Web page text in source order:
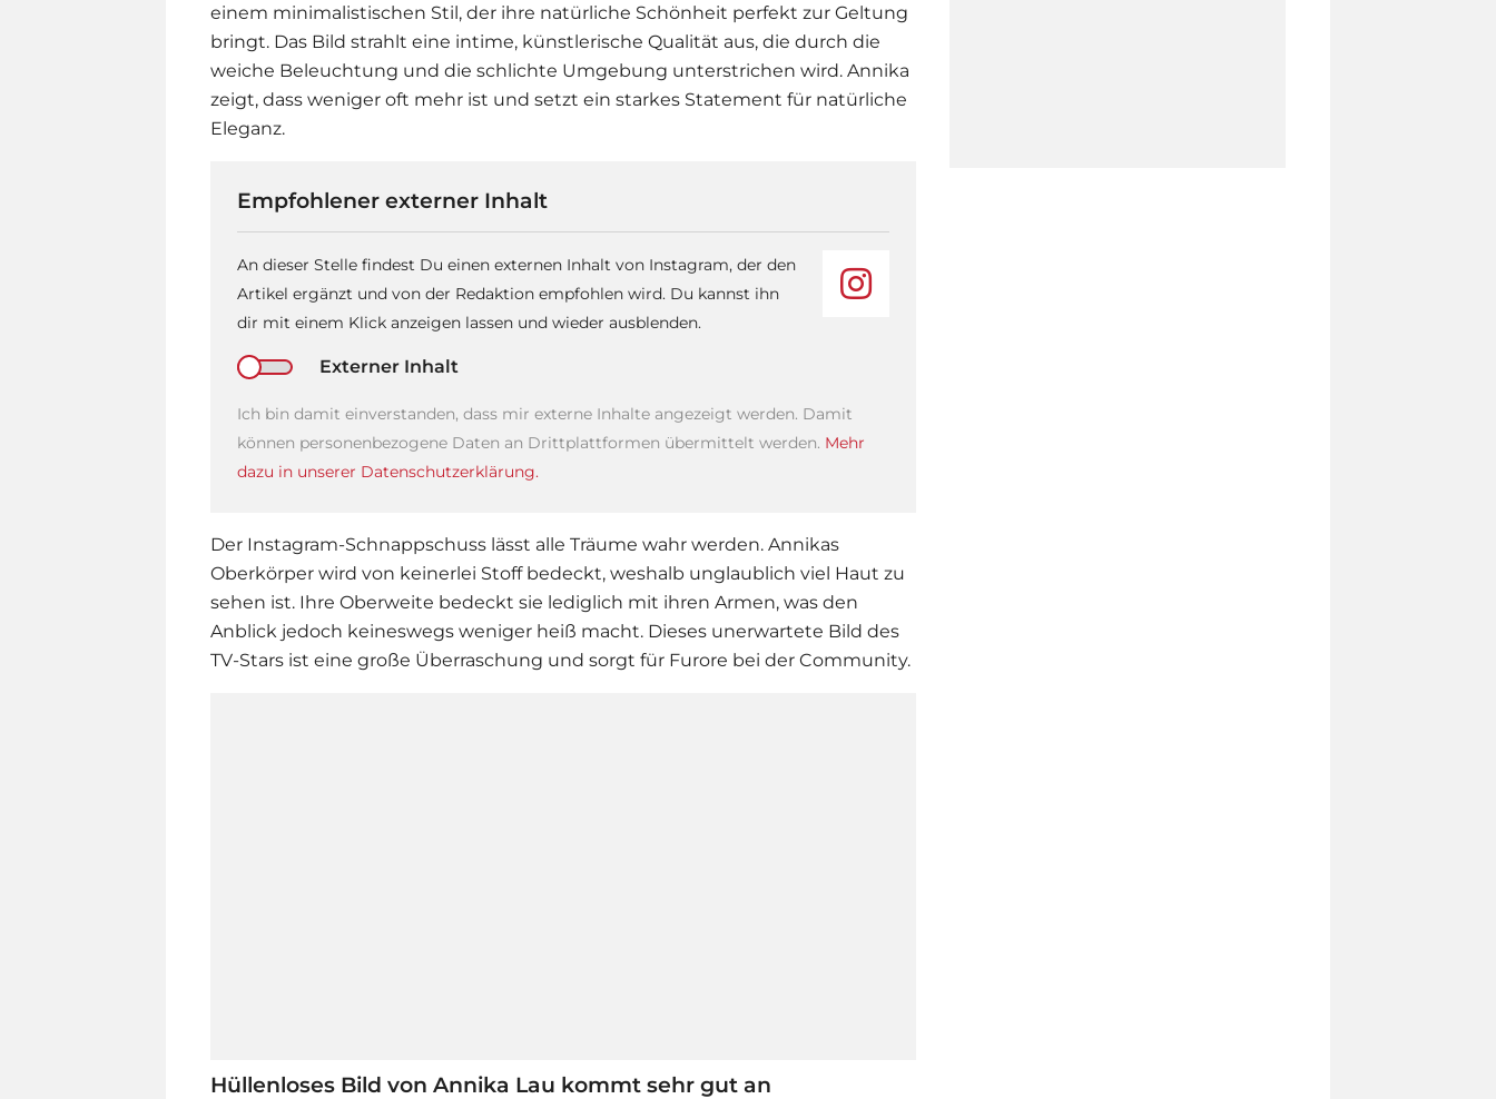
einem minimalistischen Stil, der ihre natürliche Schönheit perfekt zur Geltung
bringt. Das Bild strahlt eine intime, künstlerische Qualität aus, die durch die
weiche Beleuchtung und die schlichte Umgebung unterstrichen wird. Annika
zeigt, dass weniger oft mehr ist und setzt ein starkes Statement für natürliche
Eleganz.
Empfohlener externer Inhalt
An dieser Stelle findest Du einen externen Inhalt von Instagram, der den
Artikel ergänzt und von der Redaktion empfohlen wird. Du kannst ihn
dir mit einem Klick anzeigen lassen und wieder ausblenden.
Externer Inhalt
Ich bin damit einverstanden, dass mir externe Inhalte angezeigt werden. Damit
können personenbezogene Daten an Drittplattformen übermittelt werden. Mehr
dazu in unserer Datenschutzerklärung.
Der Instagram-Schnappschuss lässt alle Träume wahr werden. Annikas
Oberkörper wird von keinerlei Stoff bedeckt, weshalb unglaublich viel Haut zu
sehen ist. Ihre Oberweite bedeckt sie lediglich mit ihren Armen, was den
Anblick jedoch keineswegs weniger heiß macht. Dieses unerwartete Bild des
TV-Stars ist eine große Überraschung und sorgt für Furore bei der Community.
Hüllenloses Bild von Annika Lau kommt sehr gut an